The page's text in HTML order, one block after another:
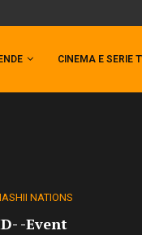
CINEMA E SERIE
NATIONS
-Event